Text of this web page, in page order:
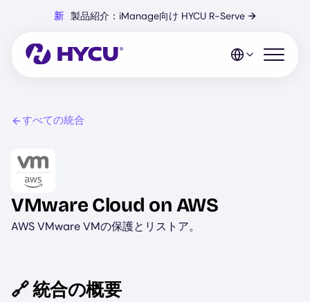
content
新 製品紹介：iManage向け HYCU R-Serve →
Open
すべての統合
Image
VMware Cloud on AWS
AWS VMware VMの保護とリストア。
🔗 統合の概要